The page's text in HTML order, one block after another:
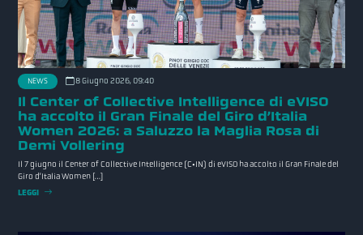
NEWS 8 Giugno 2026, 09:40
Il Center of Collective Intelligence di eVISO
ha accolto il Gran Finale del Giro d’Italia
Women 2026: a Saluzzo la Maglia Rosa di
Demi Vollering
Il 7 giugno il Center of Collective Intelligence (C•IN) di eVISO ha accolto il Gran Finale del
Giro d’Italia Women […]
LEGGI